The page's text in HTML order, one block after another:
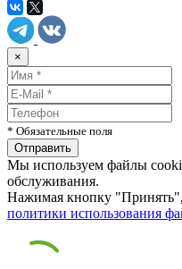
×
* Обязательные поля
Мы используем файлы
обслуживания.
Нажимая кнопку
политики использования